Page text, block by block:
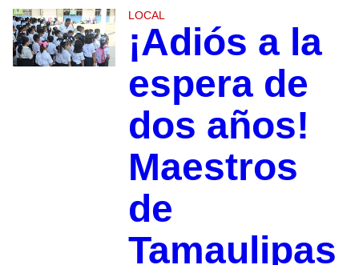
LOCAL
¡Adiós a la
espera de
dos años!
Maestros
de
Tamaulipas